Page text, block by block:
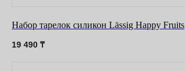
Набор тарелок силикон Lässig Happy Fruits
19 490 ₸